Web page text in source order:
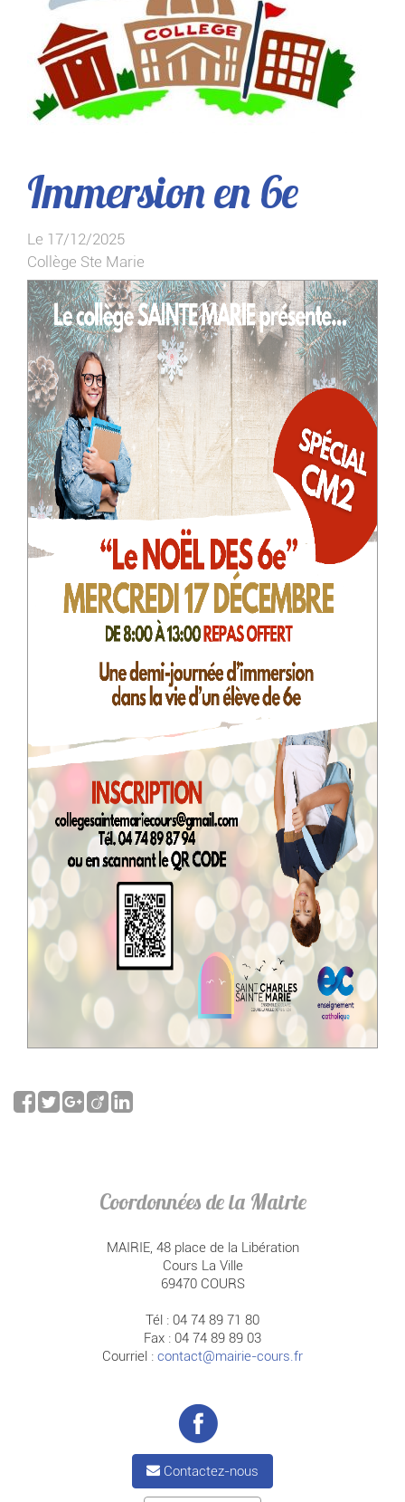
Immersion en 6e
Le 17/12/2025
Collège Ste Marie
Coordonnées de la Mairie
MAIRIE, 48 place de la Libération
Cours La Ville
69470 COURS
Tél : 04 74 89 71 80
Fax : 04 74 89 89 03
Courriel : contact@mairie-cours.fr
Contactez-nous